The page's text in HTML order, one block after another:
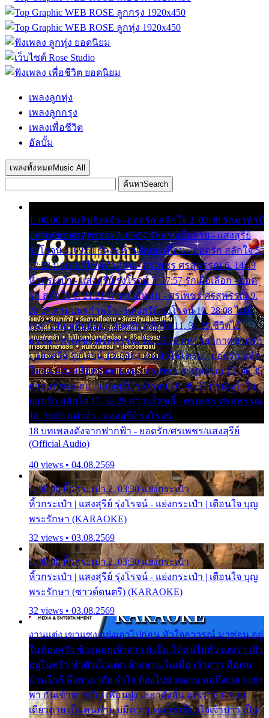
เพลงลูกทุ่ง
เพลงลูกกรุง
เพลงเพื่อชีวิต
อัลบั้ม
เพลงทั้งหมด Music All
ค้นหาSearch
1. 00:00 สามสิบยังแจ๋ว - ยอดรัก สลักใจ 2. 02:49 รักมาห้าปี
- ศรเพชร ศรสุพรรณ 3. 05:57 รักสาวเสื้อลาย - แสงสุรีย์
รุ่งโรจน์ 4. 09:51 รักสะท้านดินสะเทือน - ยอดรัก สลักใจ 5.
12:23 มอเตอร์ไซค์ทำหล่น - ศรเพชร ศรสุพรรณ 6. 14:49
หิ้วกระเป๋า - แสงสุรีย์ รุ่งโรจน์ 7. 17:57 รักเผื่อเลือก - ยอด
รัก สลักใจ 8. 21:21 น้ำตาไอ้หนุ่ม - ศรเพชร ศรสุพรรณ 9.
24:27 สามเณรกำพร้า - แสงสุรีย์ รุ่งโรจน์ 10. 28:08 ไม่มี
เวลาไปหาเมียน้อย - ยอดรัก สลักใจ 11. 31:29 ชีวิตไอ้
ธรรม - ศรเพชร ศรสุพรรณ 12. 35:26 ทหารอากาศขาดรัก
- แสงสุรีย์ รุ่งโรจน์ 13. 39:01 คนหัวใจโทรม - ยอดรัก สลัก
ใจ 14. 42:49 ไอ้หวังตายแน่ - ศรเพชร ศรสุพรรณ 15. 46:35
ธาตุแท้ของเธอ - แสงสุรีย์ รุ่งโรจน์ 16. 49:57 กำนันกำใน -
ยอดรัก สลักใจ 17. 52:29 สาวบริสุทธิ์ - ศรเพชร ศรสุพรรณ
18. 56:05 แต๋วจ๋า - แสงสุรีย์ รุ่งโรจน์
18 บทเพลงดังจากฟากฟ้า - ยอดรัก/ศรเพชร/แสงสุรีย์
(Official Audio)
40 views • 04.08.2569
1. 00:00 หิ้วกระเป๋า 2. 03:30 แย่งกระเป๋า
หิ้วกระเป๋า | แสงสุรีย์ รุ่งโรจน์ - แย่งกระเป๋า | เตือนใจ บุญ
พระรักษา (KARAOKE)
32 views • 03.08.2569
1. 00:00 หิ้วกระเป๋า 2. 03:30 แย่งกระเป๋า
หิ้วกระเป๋า | แสงสุรีย์ รุ่งโรจน์ - แย่งกระเป๋า | เตือนใจ บุญ
พระรักษา (ซาวด์ดนตรี) (KARAOKE)
32 views • 03.08.2569
งานแต่ง เขาแซง แย่งเอาไปก่อน หัวใจอาวรณ์ มาซ่อน อยู่
ในห้องครัว ข้างนอกเจ้าสาว ส่งยิ้ม ให้คนไปทั่ว แต่เรา เฝ้า
อยู่ในครัว ทำตัวเป็นเด็ก ล้างจาน ในเมื่อ เจ้าสาว คือคน
บ้านใกล้ พึ่งพาอาศัย จำใจ ต้องไปช่วยงาน พอถึงเวลา เขา
พา กันเข้าพาขวัญ เพื่อนฝูง เฮฮาดังลั่น แต่เราล้างจาน
เดียวดาย เป็นคนพ่าย บ่มีความหมาย เคียงใจเจ้าบ่าว เป็น